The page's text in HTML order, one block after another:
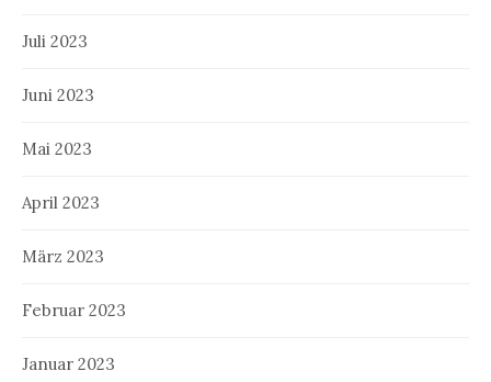
Juli 2023
Juni 2023
Mai 2023
April 2023
März 2023
Februar 2023
Januar 2023